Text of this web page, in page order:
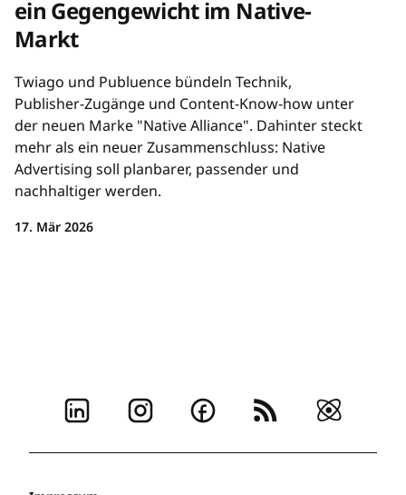
ein Gegengewicht im Native-
Markt
Twiago und Publuence bündeln Technik,
Publisher-Zugänge und Content-Know-how unter
der neuen Marke "Native Alliance". Dahinter steckt
mehr als ein neuer Zusammenschluss: Native
Advertising soll planbarer, passender und
nachhaltiger werden.
17. Mär 2026